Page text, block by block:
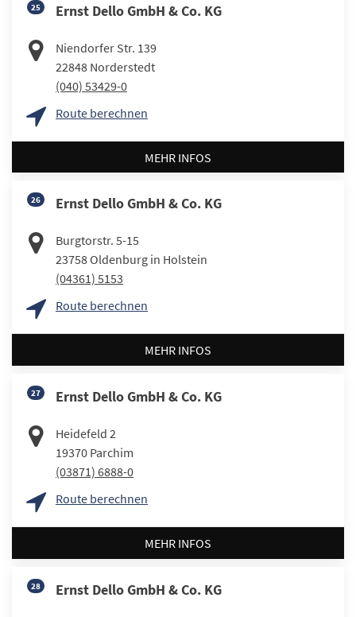
25 Ernst Dello GmbH & Co. KG
Niendorfer Str. 139
22848 Norderstedt
(040) 53429-0
Route berechnen
MEHR INFOS
26 Ernst Dello GmbH & Co. KG
Burgtorstr. 5-15
23758Oldenburg in Holstein
(04361) 5153
Route berechnen
MEHR INFOS
27 Ernst Dello GmbH & Co. KG
Heidefeld 2
19370 Parchim
(03871) 6888-0
Route berechnen
MEHR INFOS
28 Ernst Dello GmbH & Co. KG